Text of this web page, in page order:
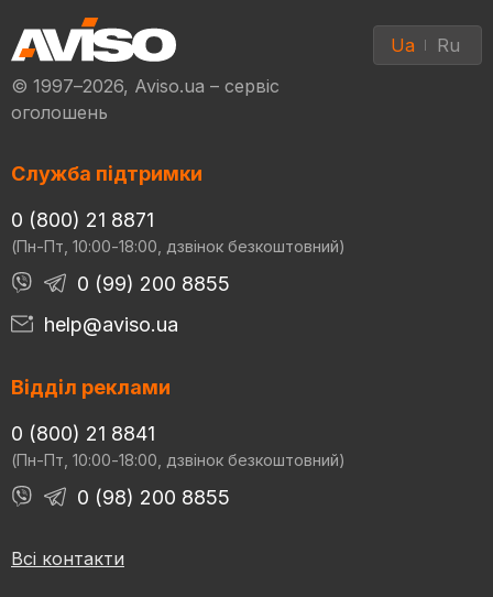
© 1997–2026, Aviso.ua – сервіс
оголошень
Ua Ru
Служба підтримки
0 (800) 21 8871
(Пн-Пт, 10:00-18:00, дзвінок безкоштовний)
0 (99) 200 8855
help@aviso.ua
Відділ реклами
0 (800) 21 8841
(Пн-Пт, 10:00-18:00, дзвінок безкоштовний)
0 (98) 200 8855
Всі контакти